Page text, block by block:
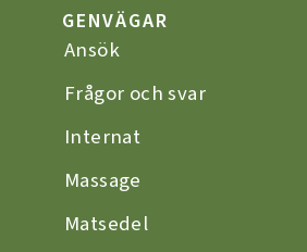
GENVÄGAR
Ansök
Frågor och svar
Internat
Massage
Matsedel